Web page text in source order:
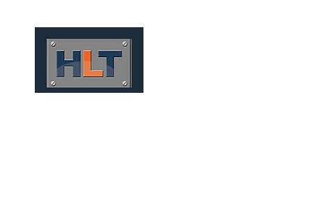
HOME QUIÉNES SOMOS